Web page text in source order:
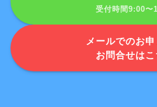
受付時間9:00〜
メールでのお
お問合せはこ